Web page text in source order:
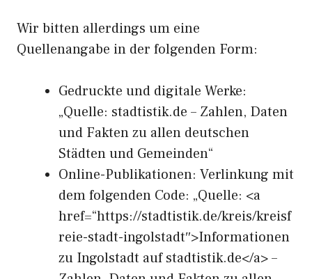
Wir bitten allerdings um eine
Quellenangabe in der folgenden Form:
Gedruckte und digitale Werke:
„Quelle: stadtistik.de – Zahlen, Daten
und Fakten zu allen deutschen
Städten und Gemeinden“
Online-Publikationen: Verlinkung mit
dem folgenden Code: „Quelle: <a
href=“https://stadtistik.de/kreis/kreisf
reie-stadt-ingolstadt″>Informationen
zu Ingolstadt auf stadtistik.de</a> –